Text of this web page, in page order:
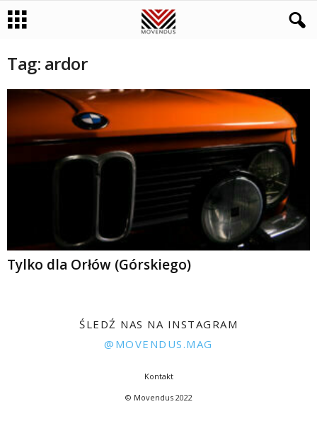
Tag: ardor
Tylko dla Orłów (Górskiego)
ŚLEDŹ NAS NA INSTAGRAM
@MOVENDUS.MAG
Kontakt
© Movendus 2022